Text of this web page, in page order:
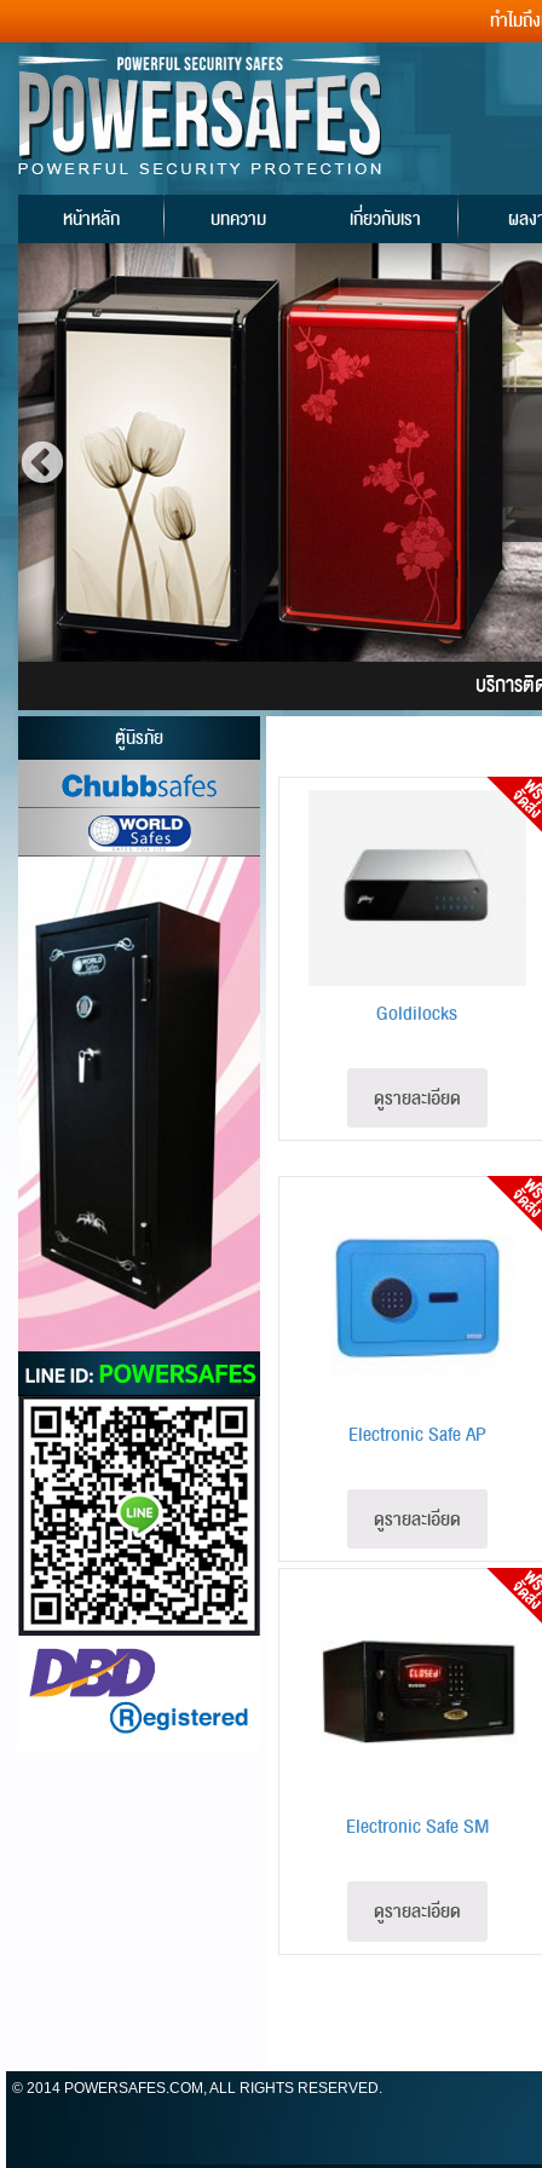
ทำไมถึ
หน้าหลัก บทความ เกี่ยวกับเรา ผลง
บริการติ
ตู้นิรภัย
Goldilocks
ดูรายละเอียด
Electronic Safe AP
ดูรายละเอียด
Electronic Safe SM
ดูรายละเอียด
© 2014 POWERSAFES.COM, ALL RIGHTS RESERVED.